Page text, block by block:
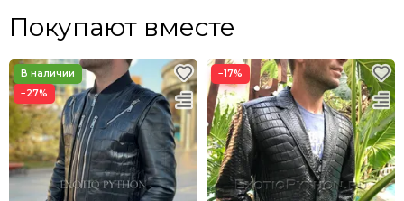
Покупают вместе
−27%
−17%